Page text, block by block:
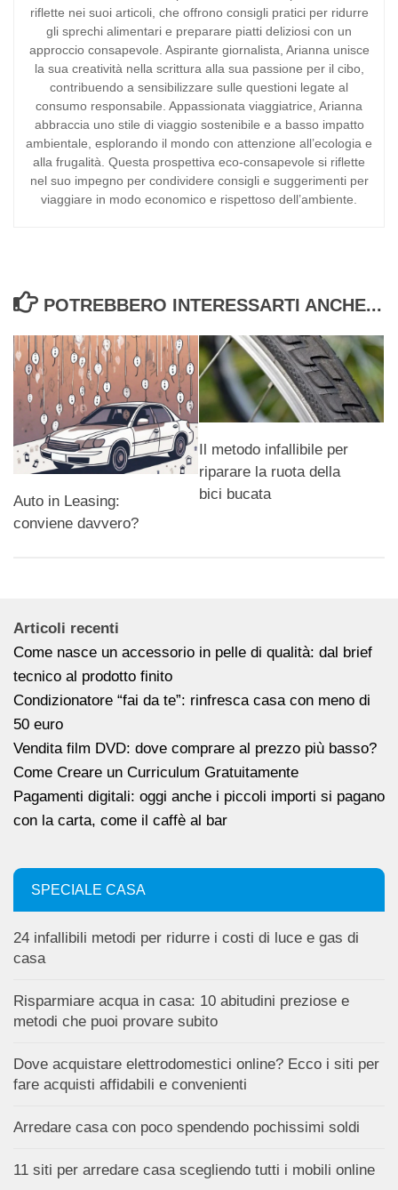
riflette nei suoi articoli, che offrono consigli pratici per ridurre
gli sprechi alimentari e preparare piatti deliziosi con un
approccio consapevole. Aspirante giornalista, Arianna unisce
la sua creatività nella scrittura alla sua passione per il cibo,
contribuendo a sensibilizzare sulle questioni legate al
consumo responsabile. Appassionata viaggiatrice, Arianna
abbraccia uno stile di viaggio sostenibile e a basso impatto
ambientale, esplorando il mondo con attenzione all’ecologia e
alla frugalità. Questa prospettiva eco-consapevole si riflette
nel suo impegno per condividere consigli e suggerimenti per
viaggiare in modo economico e rispettoso dell’ambiente.
POTREBBERO INTERESSARTI ANCHE...
Auto in Leasing:
conviene davvero?
Il metodo infallibile per
riparare la ruota della
bici bucata
Articoli recenti
Come nasce un accessorio in pelle di qualità: dal brief
tecnico al prodotto finito
Condizionatore “fai da te”: rinfresca casa con meno di
50 euro
Vendita film DVD: dove comprare al prezzo più basso?
Come Creare un Curriculum Gratuitamente
Pagamenti digitali: oggi anche i piccoli importi si pagano
con la carta, come il caffè al bar
SPECIALE CASA
24 infallibili metodi per ridurre i costi di luce e gas di
casa
Risparmiare acqua in casa: 10 abitudini preziose e
metodi che puoi provare subito
Dove acquistare elettrodomestici online? Ecco i siti per
fare acquisti affidabili e convenienti
Arredare casa con poco spendendo pochissimi soldi
11 siti per arredare casa scegliendo tutti i mobili online